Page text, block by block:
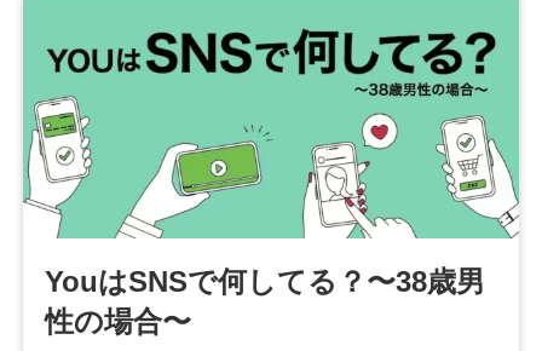
YouはSNSで何してる？〜38歳男
性の場合〜